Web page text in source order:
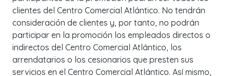
clientes del Centro Comercial Atlántico. No tendrán
consideración de clientes y, por tanto, no podrán
participar en la promoción los empleados directos o
indirectos del Centro Comercial Atlántico, los
arrendatarios o los cesionarios que presten sus
servicios en el Centro Comercial Atlántico. Así mismo,